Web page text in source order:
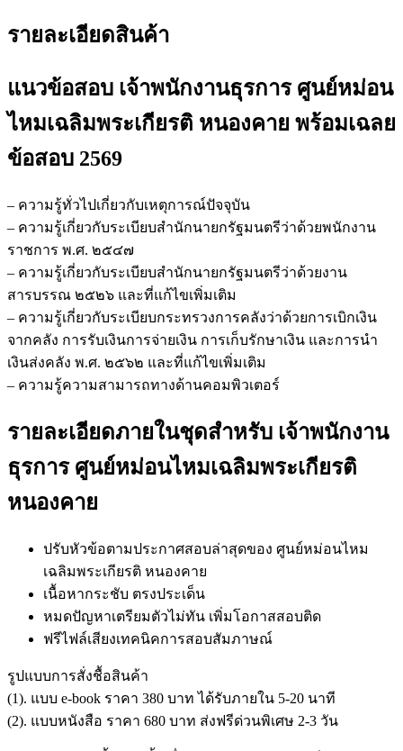
รายละเอียดสินค้า
แนวข้อสอบ เจ้าพนักงานธุรการ ศูนย์หม่อน
ไหมเฉลิมพระเกียรติ หนองคาย พร้อมเฉลย
ข้อสอบ 2569
– ความรู้ทั่วไปเกี่ยวกับเหตุการณ์ปัจจุบัน
– ความรู้เกี่ยวกับระเบียบสำนักนายกรัฐมนตรีว่าด้วยพนักงาน
ราชการ พ.ศ. ๒๕๔๗
– ความรู้เกี่ยวกับระเบียบสำนักนายกรัฐมนตรีว่าด้วยงาน
สารบรรณ ๒๕๒๖ และที่แก้ไขเพิ่มเติม
– ความรู้เกี่ยวกับระเบียบกระทรวงการคลังว่าด้วยการเบิกเงิน
จากคลัง การรับเงินการจ่ายเงิน การเก็บรักษาเงิน และการนำ
เงินส่งคลัง พ.ศ. ๒๕๖๒ และที่แก้ไขเพิ่มเติม
– ความรู้ความสามารถทางด้านคอมพิวเตอร์
รายละเอียดภายในชุดสำหรับ เจ้าพนักงาน
ธุรการ ศูนย์หม่อนไหมเฉลิมพระเกียรติ
หนองคาย
ปรับหัวข้อตามประกาศสอบล่าสุดของ ศูนย์หม่อนไหม
เฉลิมพระเกียรติ หนองคาย
เนื้อหากระชับ ตรงประเด็น
หมดปัญหาเตรียมตัวไม่ทัน เพิ่มโอกาสสอบติด
ฟรีไฟล์เสียงเทคนิคการสอบสัมภาษณ์
รูปแบบการสั่งชื้อสินค้า
(1). แบบ e-book ราคา 380 บาท ได้รับภายใน 5-20 นาที
(2). แบบหนังสือ ราคา 680 บาท ส่งฟรีด่วนพิเศษ 2-3 วัน